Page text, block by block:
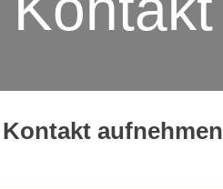
Kontakt aufnehmen